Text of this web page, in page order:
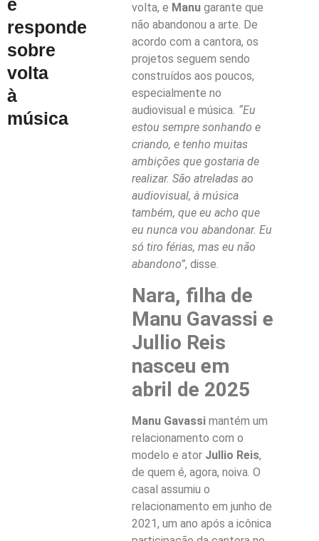
e
responde
sobre
volta
à
música
volta, e Manu garante que
não abandonou a arte. De
acordo com a cantora, os
projetos seguem sendo
construídos aos poucos,
especialmente no
audiovisual e música. “Eu
estou sempre sonhando e
criando, e tenho muitas
ambições que gostaria de
realizar. São atreladas ao
audiovisual, à música
também, que eu acho que
eu nunca vou abandonar. Eu
só tiro férias, mas eu não
abandono”, disse.
Nara, filha de
Manu Gavassi e
Jullio Reis
nasceu em
abril de 2025
Manu Gavassi mantém um
relacionamento com o
modelo e ator Jullio Reis,
de quem é, agora, noiva. O
casal assumiu o
relacionamento em junho de
2021, um ano após a icônica